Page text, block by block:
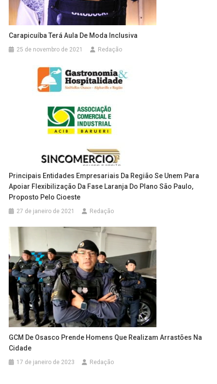
Carapicuíba Terá Aula De Moda Inclusiva
25 de novembro de 2021 Redação
Principais Entidades Empresariais Da Região Se Unem Para
Apoiar Flexibilização Da Fase Laranja Do Plano São Paulo,
Proposto Pelo Cioeste
27 de janeiro de 2021 Redação
GCM De Osasco Prende Homens Que Realizam Arrastões Na
Cidade
17 de janeiro de 2023 Redação